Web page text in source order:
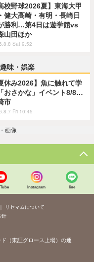
校野球2026夏】東海大甲
健大高崎・有明・長崎日
勝利…第4日は遊学館vs
山田ほか
Sat 9:52
趣味・娯楽
休み2026】魚に触れて学
おさかな」イベント8/8…
市
Fri 10:45
画像
Instagram line
リセマムについて
針
（東証グロース上場）の運